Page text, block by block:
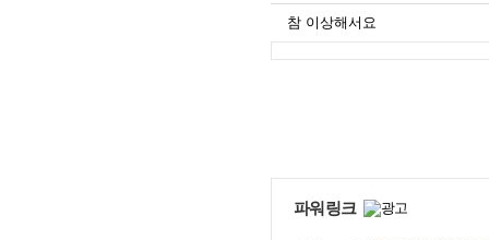
참 이상해서요
파워링크